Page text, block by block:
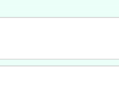
會函釋公
申請許可
利署委託
辦理「
日(星期六